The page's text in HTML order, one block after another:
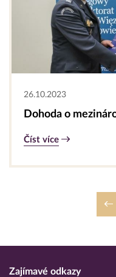
26.10.2023
Dohoda o
Číst více
Zajímavé odkazy